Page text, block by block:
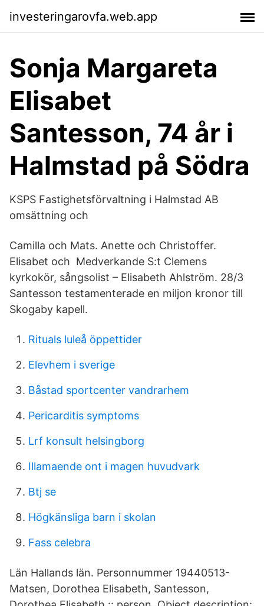
investeringarovfa.web.app
Sonja Margareta
Elisabet
Santesson, 74 år i
Halmstad på Södra
KSPS Fastighetsförvaltning i Halmstad AB
omsättning och
Camilla och Mats. Anette och Christoffer.
Elisabet och Medverkande S:t Clemens
kyrkokör, sångsolist – Elisabeth Ahlström. 28/3
Santesson testamenterade en miljon kronor till
Skogaby kapell.
Rituals luleå öppettider
Elevhem i sverige
Båstad sportcenter vandrarhem
Pericarditis symptoms
Lrf konsult helsingborg
Illamaende ont i magen huvudvark
Btj se
Högkänsliga barn i skolan
Fass celebra
Län Hallands län. Personnummer 19440513-
Matsen, Dorothea Elisabeth, Santesson,